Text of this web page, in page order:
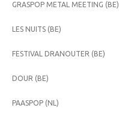
GRASPOP METAL MEETING (BE)
LES NUITS (BE)
FESTIVAL DRANOUTER (BE)
DOUR (BE)
PAASPOP (NL)